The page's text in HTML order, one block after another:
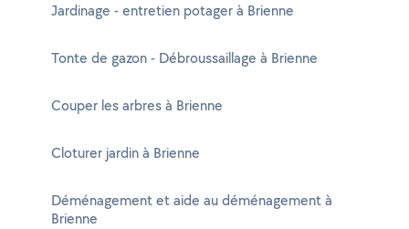
Jardinage - entretien potager à Brienne
Tonte de gazon - Débroussaillage à Brienne
Couper les arbres à Brienne
Cloturer jardin à Brienne
Déménagement et aide au déménagement à
Brienne